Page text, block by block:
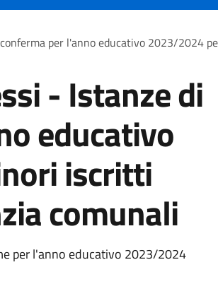
per l'anno educativo 2023/2024
- Istanze di
educativo
iscritti
comunali
per l'anno educativo 2023/2024